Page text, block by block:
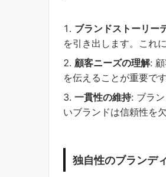
ブランドストーリー
を引き出します。これ
顧客ニーズの理解:
を伝えることが重要で
一貫性の維持: ブラ
いブランドは信頼性を欠
独自性のブランデ